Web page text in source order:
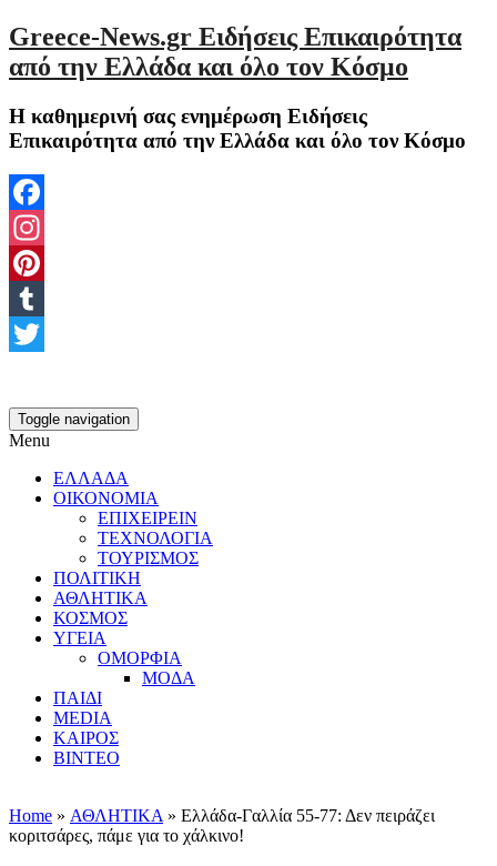
Greece-News.gr Ειδήσεις Επικαιρότητα
από την Ελλάδα και όλο τον Κόσμο
Η καθημερινή σας ενημέρωση Ειδήσεις
Επικαιρότητα από την Ελλάδα και όλο τον Κόσμο
Facebook
Instagram
Pinterest
Tumblr
Toggle navigation
Menu
ΕΛΛΑΔΑ
ΟΙΚΟΝΟΜΙΑ
ΕΠΙΧΕΙΡΕΙΝ
ΤΕΧΝΟΛΟΓΙΑ
ΤΟΥΡΙΣΜΟΣ
ΠΟΛΙΤΙΚΗ
ΑΘΛΗΤΙΚΑ
ΚΟΣΜΟΣ
ΥΓΕΙΑ
ΟΜΟΡΦΙΑ
ΜΟΔΑ
ΠΑΙΔΙ
MEDIA
ΚΑΙΡΟΣ
ΒΙΝΤΕΟ
Home » ΑΘΛΗΤΙΚΑ » Ελλάδα-Γαλλία 55-77: Δεν πειράζει
κοριτσάρες, πάμε για το χάλκινο!